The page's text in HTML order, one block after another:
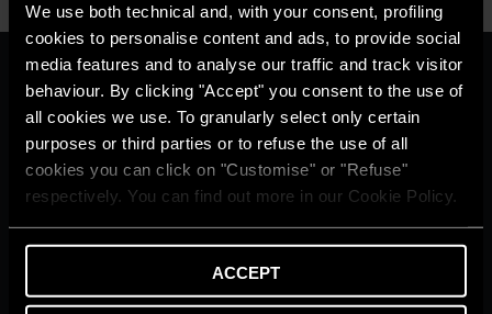
We use both technical and, with your consent, profiling
cookies to personalise content and ads, to provide social
media features and to analyse our traffic and track visitor
behaviour. By clicking "Accept" you consent to the use of
all cookies we use. To granularly select only certain
purposes or third parties or to refuse the use of all
cookies you can click on "Customise" or "Refuse"
respectively. You can find out more in our Cookie Policy.
ACCEPT
ARISTON GROUP
Despre Noi
Grupul
Carieră
THE COMFORT WAY
Locuință
Sfaturi Si Recomandări
SUPORT